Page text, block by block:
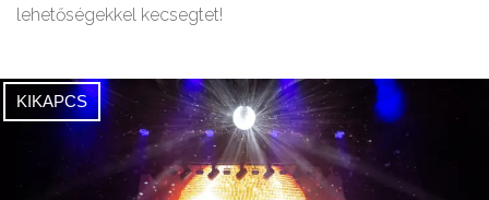
lehetőségekkel kecsegtet!
KIKAPCS